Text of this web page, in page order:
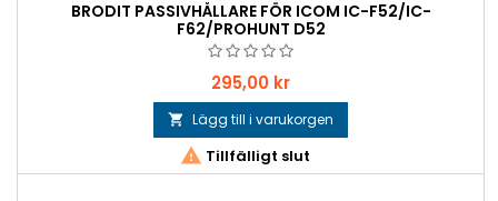
BRODIT PASSIVHÅLLARE FÖR ICOM IC-F52/IC-
F62/PROHUNT D52
Pris
295,00 kr
 Lägg till i varukorgen
 Tillfälligt slut